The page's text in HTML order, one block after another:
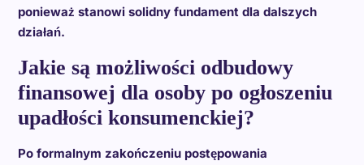
ponieważ stanowi solidny fundament dla dalszych
działań.
Jakie są możliwości odbudowy
finansowej dla osoby po ogłoszeniu
upadłości konsumenckiej?
Po formalnym zakończeniu postępowania